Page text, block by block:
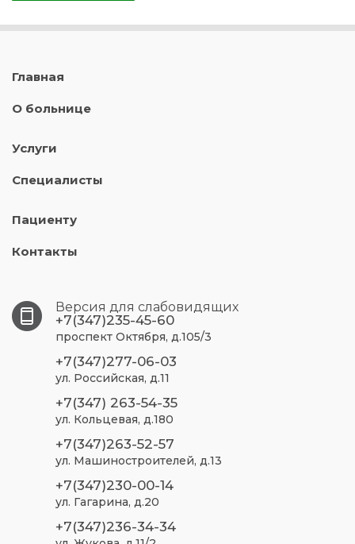
Главная
О больнице
Услуги
Специалисты
Пациенту
Контакты
Версия для слабовидящих
+7(347)235-45-60
проспект Октября, д.105/3
+7(347)277-06-03
ул. Российская, д.11
+7(347) 263-54-35
ул. Кольцевая, д.180
+7(347)263-52-57
ул. Машиностроителей, д.13
+7(347)230-00-14
ул. Гагарина, д.20
+7(347)236-34-34